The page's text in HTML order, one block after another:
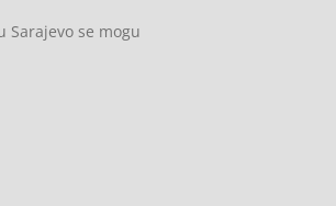
Sarajevo se mogu